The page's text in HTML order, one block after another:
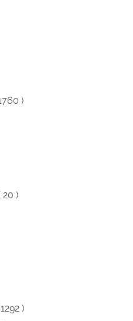
)
20 )
)